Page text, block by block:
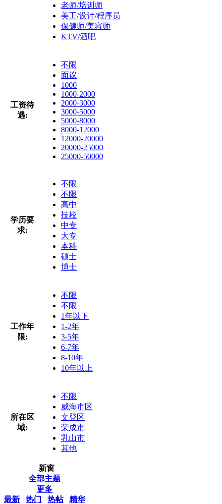
老师/培训师
美工/设计/程序员
保健师/美容师
KTV/酒吧
工资待
遇:
不限
面议
1000
1000-2000
2000-3000
3000-5000
5000-8000
8000-12000
12000-20000
20000-25000
25000-50000
学历要
求:
不限
不限
高中
技校
中专
大专
本科
硕士
博士
工作年
限:
不限
不限
1年以下
1-2年
3-5年
6-7年
8-10年
10年以上
所在区
域:
不限
威海市区
文登区
荣成市
乳山市
其他
新窗
全部主题
更多
最新
热门 热帖 精华